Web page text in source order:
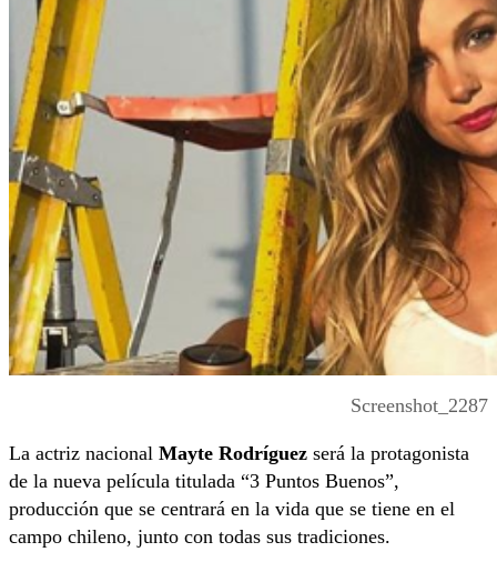
Screenshot_2287
La actriz nacional Mayte Rodríguez será la protagonista
de la nueva película titulada “3 Puntos Buenos”,
producción que se centrará en la vida que se tiene en el
campo chileno, junto con todas sus tradiciones.